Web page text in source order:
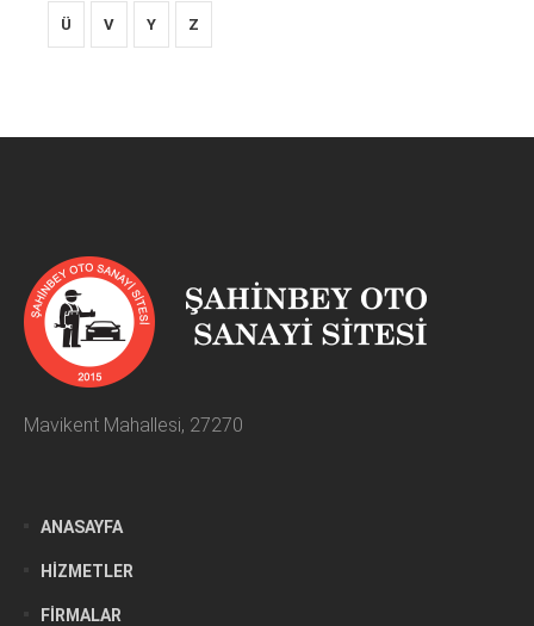
Ü V Y Z
Mavikent Mahallesi, 27270
ANASAYFA
HIZMETLER
FIRMALAR